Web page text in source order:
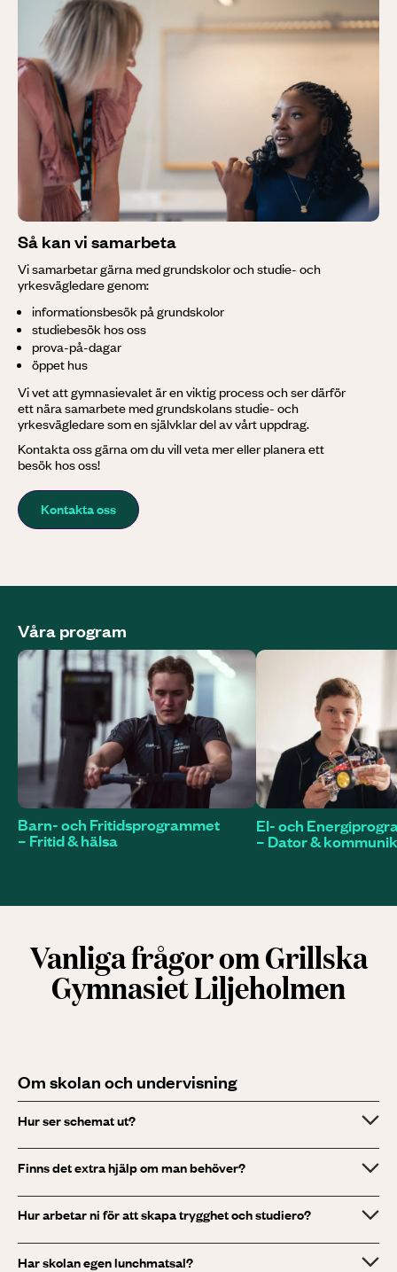
Så kan vi samarbeta
Vi samarbetar gärna med grundskolor och studie- och
yrkesvägledare genom:
informationsbesök på grundskolor
studiebesök hos oss
prova-på-dagar
öppet hus
Vi vet att gymnasievalet är en viktig process och ser därför
ett nära samarbete med grundskolans studie- och
yrkesvägledare som en självklar del av vårt uppdrag.
Kontakta oss gärna om du vill veta mer eller planera ett
besök hos oss!
Kontakta oss
Våra program
Barn- och Fritidsprogrammet
– Fritid & hälsa
El- och
– Dator &
Vanliga frågor om Grillska
Gymnasiet Liljeholmen
Om skolan och undervisning
Hur ser schemat ut?
Finns det extra hjälp om man behöver?
Hur arbetar ni för att skapa trygghet och studiero?
Har skolan egen lunchmatsal?